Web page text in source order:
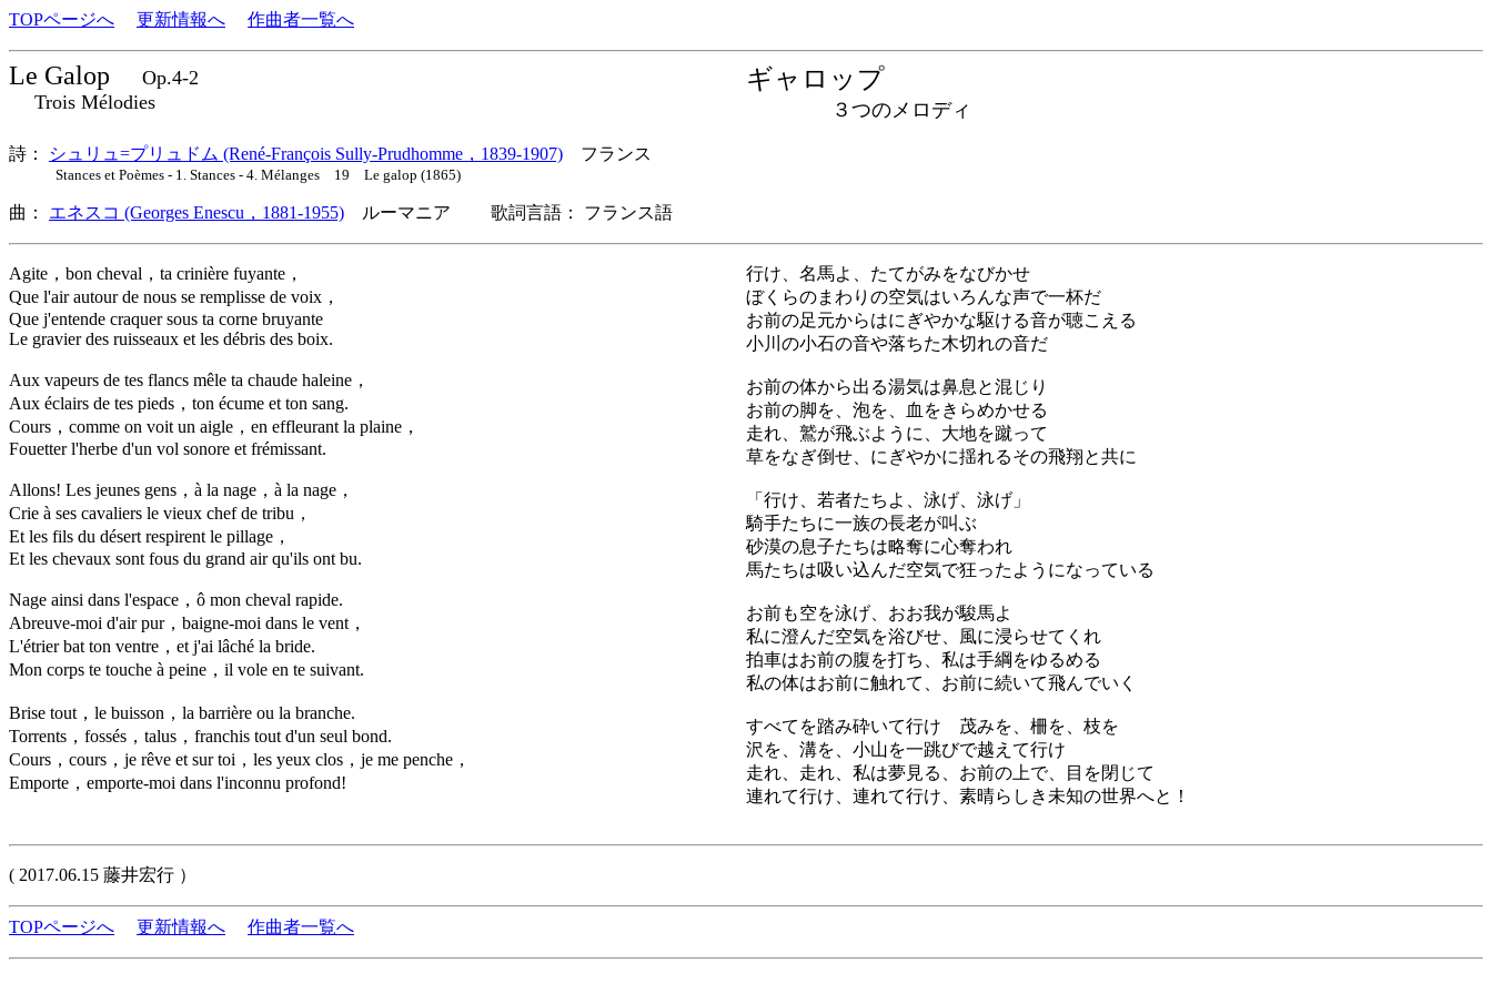
TOPページへ 更新情報へ 作曲者一覧へ
Le Galop
Op.4-2
Trois Mélodies
ギャロップ
３つのメロディ
詩： シュリュ=プリュドム (René-François Sully-Prudhomme，1839-1907) フランス
Stances et Poèmes - 1. Stances - 4. Mélanges 19 Le galop (1865)
曲： エネスコ (Georges Enescu，1881-1955) ルーマニア 歌詞言語： フランス語
Agite，bon cheval，ta crinière fuyante，
Que l'air autour de nous se remplisse de voix，
Que j'entende craquer sous ta corne bruyante
Le gravier des ruisseaux et les débris des boix.
Aux vapeurs de tes flancs mêle ta chaude haleine，
Aux éclairs de tes pieds，ton écume et ton sang.
Cours，comme on voit un aigle，en effleurant la plaine，
Fouetter l'herbe d'un vol sonore et frémissant.
Allons! Les jeunes gens，à la nage，à la nage，
Crie à ses cavaliers le vieux chef de tribu，
Et les fils du désert respirent le pillage，
Et les chevaux sont fous du grand air qu'ils ont bu.
Nage ainsi dans l'espace，ô mon cheval rapide.
Abreuve-moi d'air pur，baigne-moi dans le vent，
L'étrier bat ton ventre，et j'ai lâché la bride.
Mon corps te touche à peine，il vole en te suivant.
Brise tout，le buisson，la barrière ou la branche.
Torrents，fossés，talus，franchis tout d'un seul bond.
Cours，cours，je rêve et sur toi，les yeux clos，je me penche，
Emporte，emporte-moi dans l'inconnu profond!
行け、名馬よ、たてがみをなびかせ
ぼくらのまわりの空気はいろんな声で一杯だ
お前の足元からはにぎやかな駆ける音が聴こえる
小川の小石の音や落ちた木切れの音だ
お前の体から出る湯気は鼻息と混じり
お前の脚を、泡を、血をきらめかせる
走れ、鷲が飛ぶように、大地を蹴って
草をなぎ倒せ、にぎやかに揺れるその飛翔と共に
「行け、若者たちよ、泳げ、泳げ」
騎手たちに一族の長老が叫ぶ
砂漠の息子たちは略奪に心奪われ
馬たちは吸い込んだ空気で狂ったようになっている
お前も空を泳げ、おお我が駿馬よ
私に澄んだ空気を浴びせ、風に浸らせてくれ
拍車はお前の腹を打ち、私は手綱をゆるめる
私の体はお前に触れて、お前に続いて飛んでいく
すべてを踏み砕いて行け 茂みを、柵を、枝を
沢を、溝を、小山を一跳びで越えて行け
走れ、走れ、私は夢見る、お前の上で、目を閉じて
連れて行け、連れて行け、素晴らしき未知の世界へと！
( 2017.06.15 藤井宏行 ）
TOPページへ 更新情報へ 作曲者一覧へ